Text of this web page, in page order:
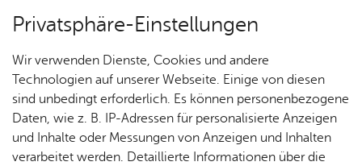
Kartenansicht
Privatsphäre-Einstellungen
Wir verwenden Dienste, Cookies und andere
Technologien auf unserer Webseite. Einige von diesen
sind unbedingt erforderlich. Es können personenbezogene
Daten, wie z. B. IP-Adressen für personalisierte Anzeigen
und Inhalte oder Messungen von Anzeigen und Inhalten
verarbeitet werden. Detaillierte Informationen über die